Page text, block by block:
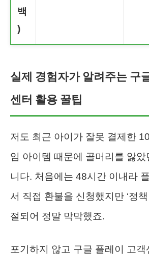
백
)
실제 경험자가 알려주는 구
센터 활용 꿀팁
저도 최근 아이가 잘못 결제한
임 아이템 때문에 골머리를 앓았
니다. 처음에는 48시간 이내라
서 직접 환불을 신청했지만 ‘정
절되어 정말 막막했죠.
포기하지 않고 구글 플레이 고